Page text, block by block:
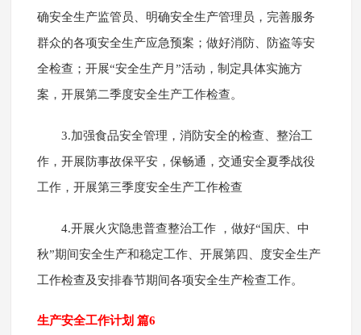
确安全生产监管员、明确安全生产管理员，完善服务
群众的各项安全生产应急预案；做好消防、防盗等安
全检查；开展“安全生产月”活动，制定具体实施方
案，开展第二季度安全生产工作检查。
3.加强食品安全管理，消防安全的检查、整治工
作，开展防事故保平安，保畅通，交通安全夏季战役
工作，开展第三季度安全生产工作检查
4.开展火灾隐患普查整治工作 ，做好“国庆、中
秋”期间安全生产和稳定工作、开展第四、度安全生产
工作检查及安排春节期间各项安全生产检查工作。
生产安全工作计划 篇6